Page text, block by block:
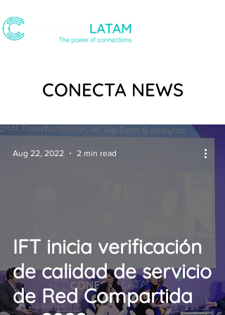
CONECTA NEWS
IFT inicia verificación
de calidad de servicio
de Red Compartida
Aug 22, 2022 2 min read